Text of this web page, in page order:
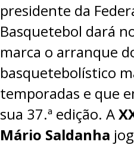
presidente da
Basquetebol dará
marca o arranque
basquetebolístico
temporadas e que
sua 37.ª edição. A
Mário Saldanha